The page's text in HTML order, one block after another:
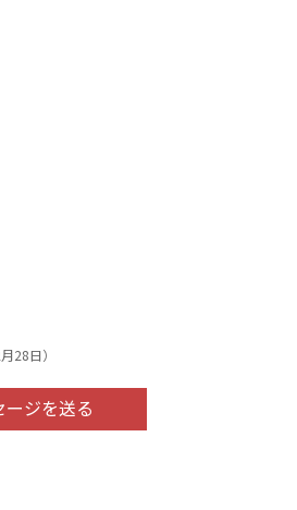
28日）
ジを送る